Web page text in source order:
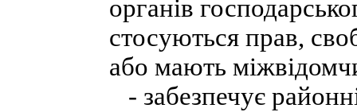
органів
стосуються прав,
або мають
- забезпечує